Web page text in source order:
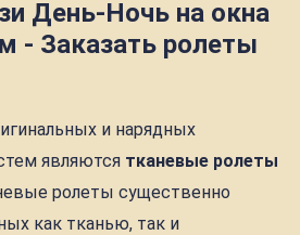
День-Ночь на окна
- Заказать ролеты
и нарядных
являются тканевые ролеты
ролеты существенно
как тканью, так и